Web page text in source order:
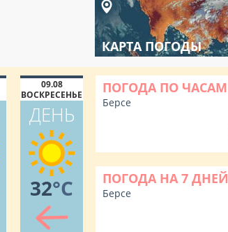
КАРТА ПОГОДЫ
09.08
ВОСКРЕСЕНЬЕ
ДЕНЬ
32°C
ПОГОДА ПО ЧАСАМ
Берсе
ПОГОДА НА 7 ДНЕЙ
Берсе